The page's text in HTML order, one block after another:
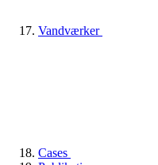
Vandværker
Cases